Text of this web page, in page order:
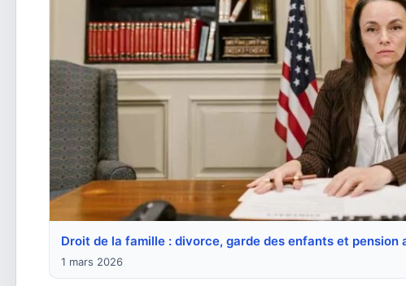
Droit de la famille : divorce, garde des enfants et pension
1 mars 2026